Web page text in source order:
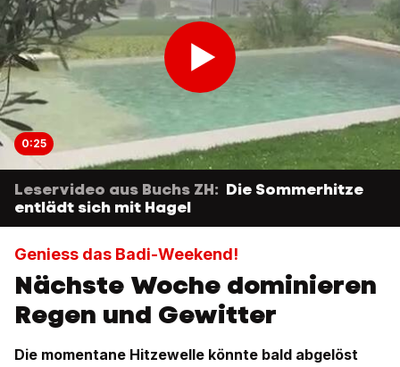
0:25
Leservideo aus Buchs ZH: Die Sommerhitze
entlädt sich mit Hagel
Geniess das Badi-Weekend!
Nächste Woche dominieren
Regen und Gewitter
Die momentane Hitzewelle könnte bald abgelöst